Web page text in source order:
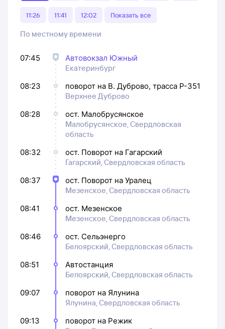
11:26 11:41 12:02 Показать все
По местному времени
07:45
Автовокзал Южный
Екатеринбург
08:23
поворот на В. Дуброво, трасса Р-351
Верхнее Дуброво
08:28
ост. Малобрусянское
Малобрусянское, Свердловская
область
08:32
ост. Поворот на Гагарский
Гагарский, Свердловская область
08:37
ост. Поворот на Уралец
Мезенское, Свердловская область
08:41
ост. Мезенское
Мезенское, Свердловская область
08:46
ост. Сельэнерго
Белоярский, Свердловская область
08:51
Автостанция
Белоярский, Свердловская область
09:07
поворот на Ялунина
Ялунина, Свердловская область
09:13
поворот на Режик